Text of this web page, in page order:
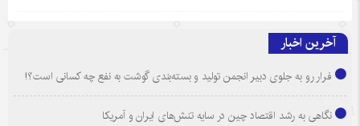
آخرین اخبار
فرار رو به جلوی دبیر انجمن تولید و بسته‌بندی گوشت به نفع چه کسانی است؟!
نگاهی به رشد اقتصاد چین در سایه تنش‌های ایران و آمریکا